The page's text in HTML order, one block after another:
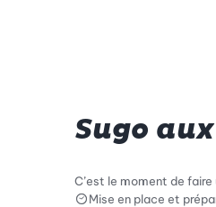
Sugo
C’est le moment de
Mise en place et